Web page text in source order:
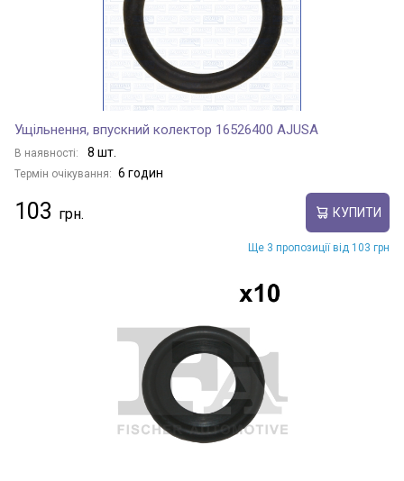
Ущільнення, впускний колектор 16526400 AJUSA
В наявності: 8 шт.
Термін очікування: 6 годин
103 КУПИТИ
Ще 3 пропозиції від 103 грн